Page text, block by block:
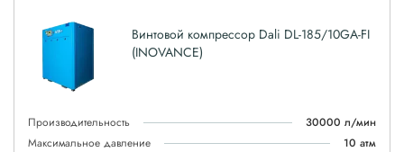
Винтовой компрессор Dali DL-185/10GA-FI
(INOVANCE)
Производительность
30000 л/мин
Максимальное давление
10 атм